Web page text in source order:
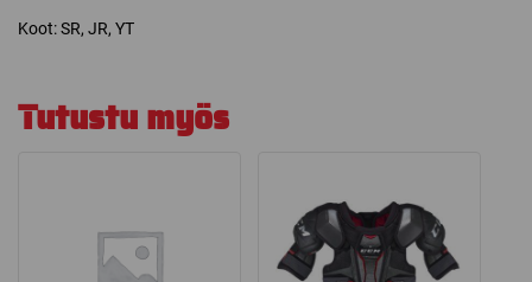
Koot: SR, JR, YT
Tutustu myös